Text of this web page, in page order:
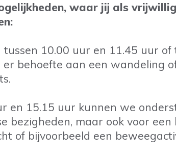
waar jij als
10.00 uur en 11.45 uur of
behoefte aan een wandeling
en 15.15 uur kunnen we
bezigheden, maar ook voor een
of bijvoorbeeld een